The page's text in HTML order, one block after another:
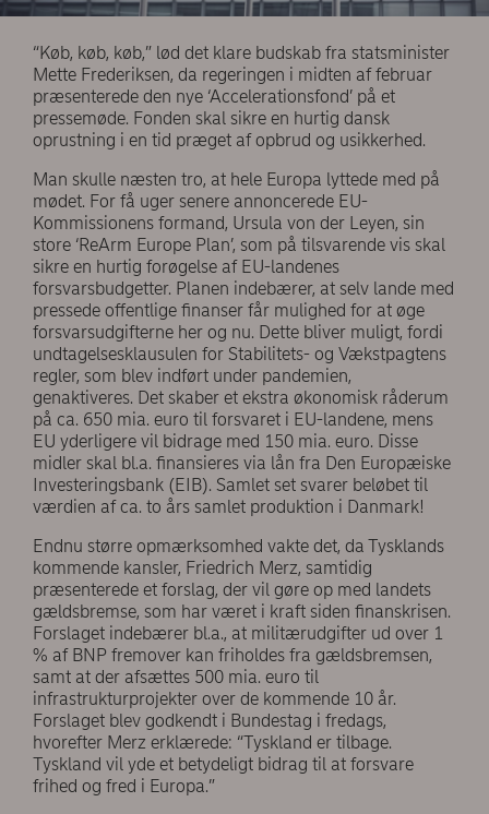
“Køb, køb, køb,” lød det klare budskab fra statsminister
Mette Frederiksen, da regeringen i midten af februar
præsenterede den nye ‘Accelerationsfond’ på et
pressemøde. Fonden skal sikre en hurtig dansk
oprustning i en tid præget af opbrud og usikkerhed.
Man skulle næsten tro, at hele Europa lyttede med på
mødet. For få uger senere annoncerede EU-
Kommissionens formand, Ursula von der Leyen, sin
store ‘ReArm Europe Plan’, som på tilsvarende vis skal
sikre en hurtig forøgelse af EU-landenes
forsvarsbudgetter. Planen indebærer, at selv lande med
pressede offentlige finanser får mulighed for at øge
forsvarsudgifterne her og nu. Dette bliver muligt, fordi
undtagelsesklausulen for Stabilitets- og Vækstpagtens
regler, som blev indført under pandemien,
genaktiveres. Det skaber et ekstra økonomisk råderum
på ca. 650 mia. euro til forsvaret i EU-landene, mens
EU yderligere vil bidrage med 150 mia. euro. Disse
midler skal bl.a. finansieres via lån fra Den Europæiske
Investeringsbank (EIB). Samlet set svarer beløbet til
værdien af ca. to års samlet produktion i Danmark!
Endnu større opmærksomhed vakte det, da Tysklands
kommende kansler, Friedrich Merz, samtidig
præsenterede et forslag, der vil gøre op med landets
gældsbremse, som har været i kraft siden finanskrisen.
Forslaget indebærer bl.a., at militærudgifter ud over 1
% af BNP fremover kan friholdes fra gældsbremsen,
samt at der afsættes 500 mia. euro til
infrastrukturprojekter over de kommende 10 år.
Forslaget blev godkendt i Bundestag i fredags,
hvorefter Merz erklærede: “Tyskland er tilbage.
Tyskland vil yde et betydeligt bidrag til at forsvare
frihed og fred i Europa.”